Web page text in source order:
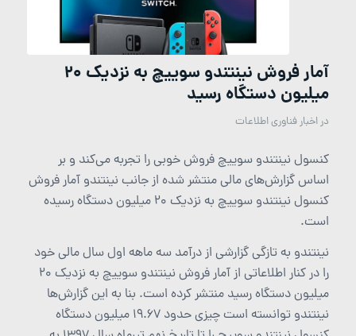
آمار فروش نینتندو سوییچ به نزدیک ۲۰
میلیون دستگاه رسید
دراخبار فناوری اطلاعات
کنسول نینتندو سوییچ فروش خوبی را تجربه می‌کند و بر
اساس گزارش‌های مالی منتشر شده از جانب نینتندو آمار فروش
کنسول نینتندو سوییچ به نزدیک 20 میلیون دستگاه رسیده
است.
نینتندو به تازگی گزارشی از درآمد سه ماهه اول سال مالی خود
را در کنار اطلاعاتی از آمار فروش نینتندو سوییچ به نزدیک ۲۰
میلیون دستگاه رسید منتشر کرده است. بنا به این گزارش‌ها
نینتندو توانسته است چیزی حدود 19.67 میلیون دستگاه